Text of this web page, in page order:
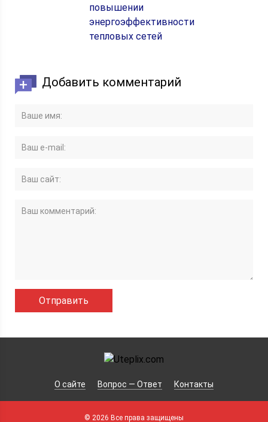
повышении
энергоэффективности
тепловых сетей
Добавить комментарий
О сайте Вопрос — Ответ Контакты
© 2026 Все права защищены